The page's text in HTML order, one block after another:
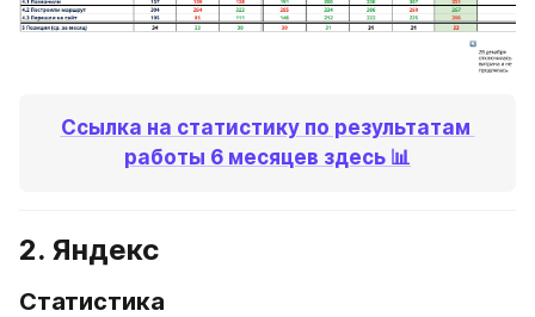
Ссылка на статистику по результатам
работы 6 месяцев здесь 📊
2. Яндекс
Статистика